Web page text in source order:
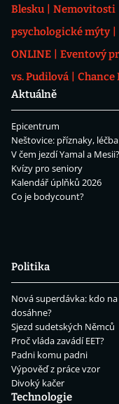
Blesku
Nemovitosti
psychologické mýty
ONLINE
Eventový
vs. Pudilová
Chance
Aktuálně
Epicentrum
Neštovice: příznaky, léčba
V čem jezdí Yamal a Mesii?
Kvízy pro seniory
Kalendář úplňků 2026
Co je bodycount?
Politika
Nová superdávka: kdo
dosáhne?
Sjezd sudetských Němců
Proč vláda zavádí EET?
Padni komu padni
Výpověď z práce vzor
Divoký kačer
Technologie